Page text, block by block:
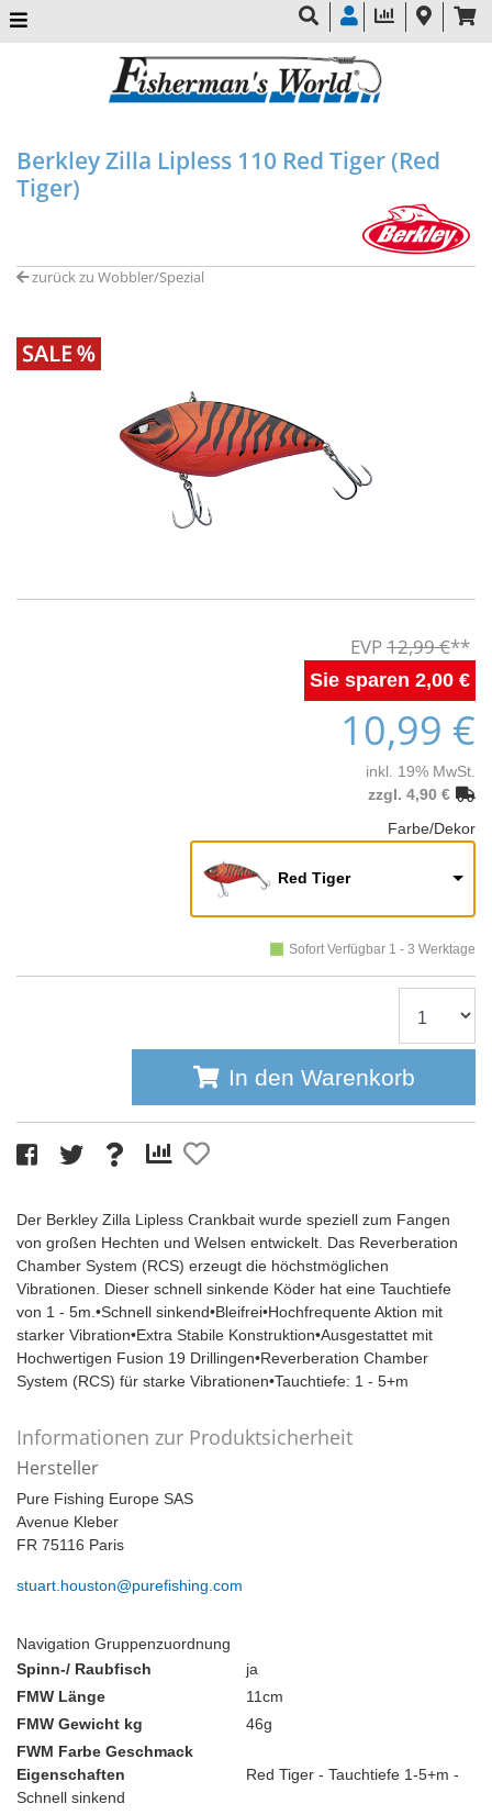
Berkley Zilla Lipless 110 Red Tiger (Red
Tiger)
zurück zu Wobbler/Spezial
12,99 €
2,00 €
10,99 €
inkl. 19% MwSt.
zzgl. 4,90 €
Farbe/Dekor
Red Tiger
Sofort Verfügbar 1 - 3 Werktage
In den Warenkorb
Der Berkley Zilla Lipless Crankbait wurde speziell zum Fangen
von großen Hechten und Welsen entwickelt. Das Reverberation
Chamber System (RCS) erzeugt die höchstmöglichen
Vibrationen. Dieser schnell sinkende Köder hat eine Tauchtiefe
von 1 - 5m.•Schnell sinkend•Bleifrei•Hochfrequente Aktion mit
starker Vibration•Extra Stabile Konstruktion•Ausgestattet mit
Hochwertigen Fusion 19 Drillingen•Reverberation Chamber
System (RCS) für starke Vibrationen•Tauchtiefe: 1 - 5+m
Informationen zur Produktsicherheit
Hersteller
Pure Fishing Europe SAS
Avenue Kleber
FR 75116 Paris
stuart.houston@purefishing.com
Navigation Gruppenzuordnung
Spinn-/ Raubfisch
ja
FMW Länge
11cm
FMW Gewicht kg
46g
FWM Farbe Geschmack
Eigenschaften
Red Tiger - Tauchtiefe 1-5+m -
Schnell sinkend